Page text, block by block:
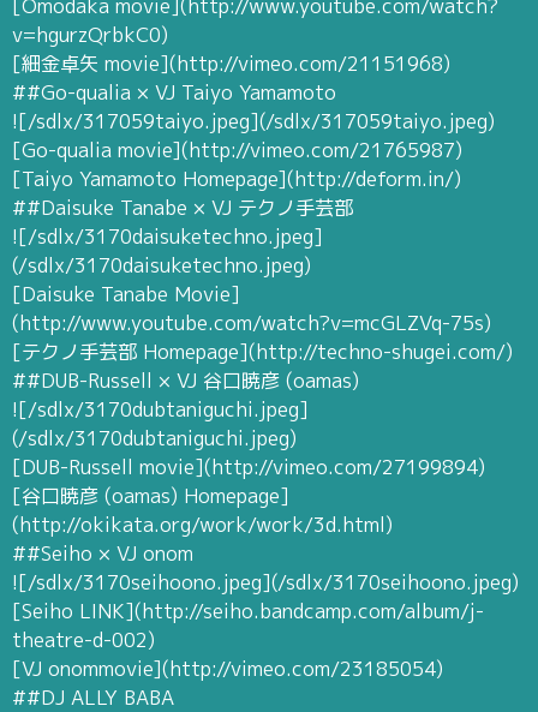
v=hgurzQrbkC0)
[細金卓矢 movie](http://vimeo.com/21151968)
##Go-qualia × VJ Taiyo Yamamoto
![/sdlx/317059taiyo.jpeg](/sdlx/317059taiyo.jpeg)
[Go-qualia movie](http://vimeo.com/21765987)
[Taiyo Yamamoto Homepage](http://deform.in/)
##Daisuke Tanabe × VJ テクノ手芸部
![/sdlx/3170daisuketechno.jpeg]
(/sdlx/3170daisuketechno.jpeg)
[Daisuke Tanabe Movie]
(http://www.youtube.com/watch?v=mcGLZVq-75s)
[テクノ手芸部 Homepage](http://techno-shugei.com/)
##DUB-Russell × VJ 谷口暁彦 (oamas)
![/sdlx/3170dubtaniguchi.jpeg]
(/sdlx/3170dubtaniguchi.jpeg)
[DUB-Russell movie](http://vimeo.com/27199894)
[谷口暁彦 (oamas) Homepage]
(http://okikata.org/work/work/3d.html)
##Seiho × VJ onom
![/sdlx/3170seihoono.jpeg](/sdlx/3170seihoono.jpeg)
[Seiho LINK](http://seiho.bandcamp.com/album/j-
theatre-d-002)
[VJ onommovie](http://vimeo.com/23185054)
##DJ ALLY BABA